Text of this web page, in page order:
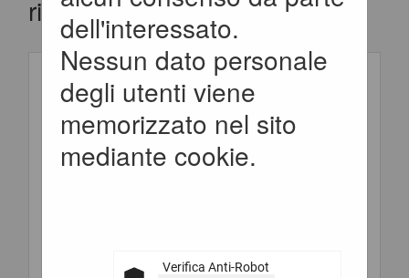
dell'interessato.
Nessun dato personale
degli utenti viene
memorizzato nel sito
mediante cookie.
Verifica Anti-Robot
risultati.
Elenco
per :
Lavori-Forniture-
Servizi